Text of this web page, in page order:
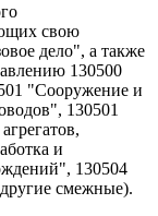
свою
дело", а также
130500
"Сооружение и
130501
и
130504
смежные).